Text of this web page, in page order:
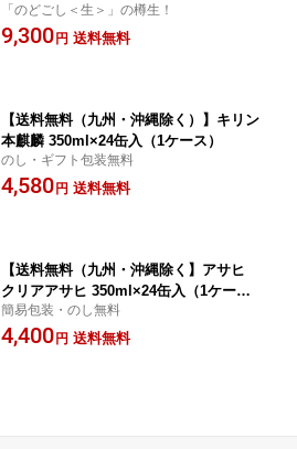
保証金込 パーティー キャンプ バーベキ
ュー BBQ
「のどごし＜生＞」の樽生！
9,300 円 送料無料
【送料無料（九州・沖縄除く）】キリン
本麒麟 350ml×24缶入（1ケース）
のし・ギフト包装無料
4,580 円 送料無料
【送料無料（九州・沖縄除く】アサヒ
クリアアサヒ 350ml×24缶入（1ケー
ス）
簡易包装・のし無料
4,400 円 送料無料